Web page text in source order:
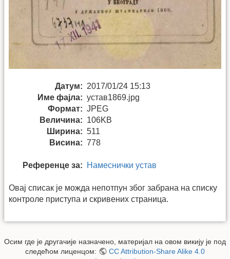
Датум: 2017/01/24 15:13
Име фајла: устав1869.jpg
Формат: JPEG
Величина: 106KB
Ширина: 511
Висина: 778
Референце за: Намеснички устав
Овај списак је можда непотпун због забрана на списку
контроле приступа и скривених страница.
Осим где је другачије назначено, материјал на овом викију је под
следећом лиценцом:
CC Attribution-Share Alike 4.0